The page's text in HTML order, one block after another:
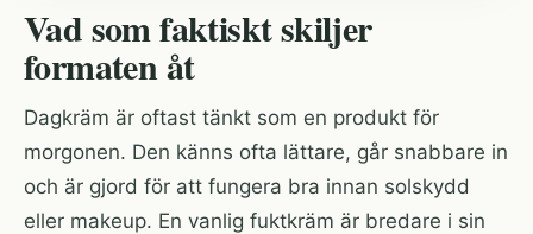
Vad som faktiskt skiljer
formaten åt
Dagkräm är oftast tänkt som en produkt för
morgonen. Den känns ofta lättare, går snabbare in
och är gjord för att fungera bra innan solskydd
eller makeup. En vanlig fuktkräm är bredare i sin